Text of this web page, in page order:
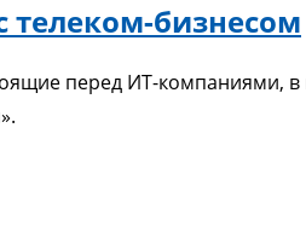
телеком-бизнесом
перед ИТ-компаниями, в